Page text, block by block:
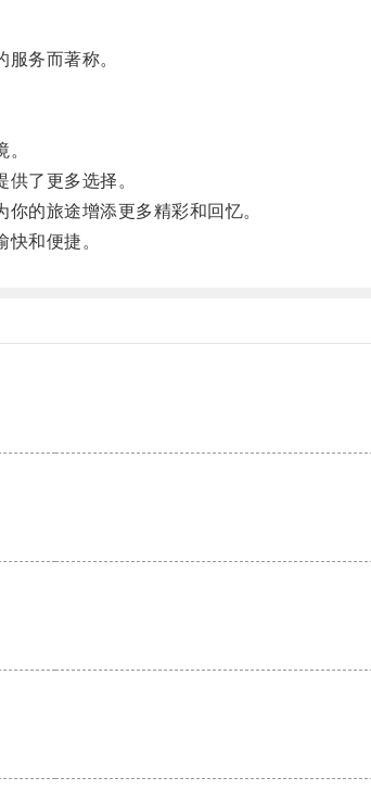
务而著称。
了更多选择。
的旅途增添更多精彩和回忆。
和便捷。